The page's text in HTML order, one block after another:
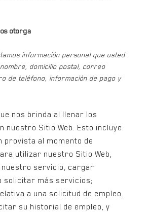
otorga
información personal que usted
domicilio postal, correo
de teléfono, información de pago y
nos brinda al llenar los
nuestro Sitio Web. Esto incluye
provista al momento de
utilizar nuestro Sitio Web,
servicio, cargar
solicitar más servicios;
a una solicitud de empleo.
su historial de empleo, y